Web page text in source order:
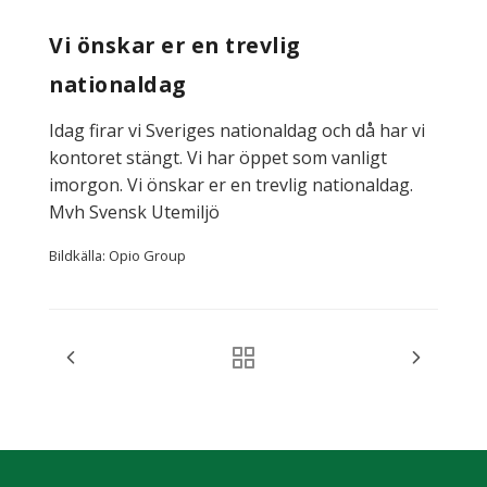
FÖRFRÅGAN
Vi önskar er en trevlig
nationaldag
Idag firar vi Sveriges nationaldag och då har vi
kontoret stängt. Vi har öppet som vanligt
imorgon. Vi önskar er en trevlig nationaldag.
Mvh Svensk Utemiljö
Bildkälla: Opio Group